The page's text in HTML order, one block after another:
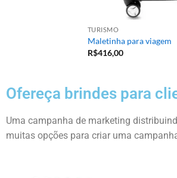
TURISMO
Maletinha para viagem
R$416,00
Ofereça brindes para
Uma campanha de marketing
muitas opções para criar uma